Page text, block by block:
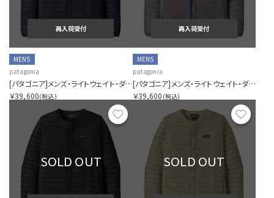
再入荷受付
MENS
patagonia
[パタゴニア]メンズ・ライトウェイト・ダウン・セーター・カーディガン
￥39,600(税込)
再入荷受付
MENS
patagonia
[パタゴニア]メンズ・ライトウェイト・ダウン・セーター・カーディガン
￥39,600 (税込)
お気に入り
SOLD OUT SOLD OUT